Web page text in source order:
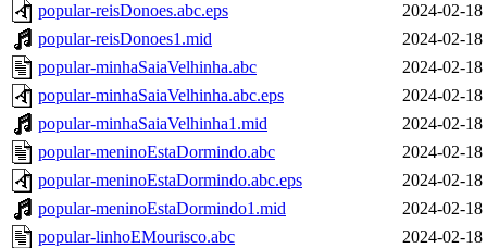
popular-reisDonoes.abc.eps
2024-02-18
popular-reisDonoes1.mid
2024-02-18
popular-minhaSaiaVelhinha.abc
2024-02-18
popular-minhaSaiaVelhinha.abc.eps
2024-02-18
popular-minhaSaiaVelhinha1.mid
2024-02-18
popular-meninoEstaDormindo.abc
2024-02-18
popular-meninoEstaDormindo.abc.eps
2024-02-18
popular-meninoEstaDormindo1.mid
2024-02-18
popular-linhoEMourisco.abc
2024-02-18